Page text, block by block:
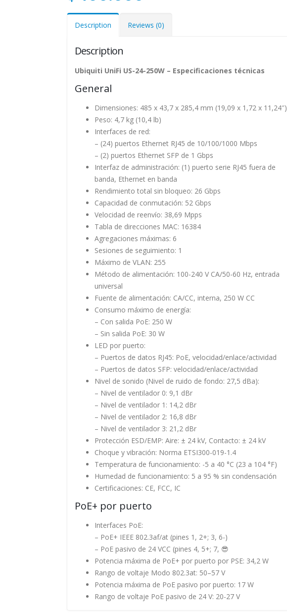
Description Reviews (0)
Description
Ubiquiti UniFi US-24-250W – Especificaciones técnicas
General
Dimensiones: 485 x 43,7 x 285,4 mm (19,09 x 1,72 x 11,24″)
Peso: 4,7 kg (10,4 lb)
Interfaces de red:
– (24) puertos Ethernet RJ45 de 10/100/1000 Mbps
– (2) puertos Ethernet SFP de 1 Gbps
Interfaz de administración: (1) puerto serie RJ45 fuera de
banda, Ethernet en banda
Rendimiento total sin bloqueo: 26 Gbps
Capacidad de conmutación: 52 Gbps
Velocidad de reenvío: 38,69 Mpps
Tabla de direcciones MAC: 16384
Agregaciones máximas: 6
Sesiones de seguimiento: 1
Máximo de VLAN: 255
Método de alimentación: 100-240 V CA/50-60 Hz, entrada
universal
Fuente de alimentación: CA/CC, interna, 250 W CC
Consumo máximo de energía:
– Con salida PoE: 250 W
– Sin salida PoE: 30 W
LED por puerto:
– Puertos de datos RJ45: PoE, velocidad/enlace/actividad
– Puertos de datos SFP: velocidad/enlace/actividad
Nivel de sonido (Nivel de ruido de fondo: 27,5 dBa):
– Nivel de ventilador 0: 9,1 dBr
– Nivel de ventilador 1: 14,2 dBr
– Nivel de ventilador 2: 16,8 dBr
– Nivel de ventilador 3: 21,2 dBr
Protección ESD/EMP: Aire: ± 24 kV, Contacto: ± 24 kV
Choque y vibración: Norma ETSI300-019-1.4
Temperatura de funcionamiento: -5 a 40 °C (23 a 104 °F)
Humedad de funcionamiento: 5 a 95 % sin condensación
Certificaciones: CE, FCC, IC
PoE+ por puerto
Interfaces PoE:
– PoE+ IEEE 802.3af/at (pines 1, 2+; 3, 6-)
– PoE pasivo de 24 VCC (pines 4, 5+; 7, 😎
Potencia máxima de PoE+ por puerto por PSE: 34,2 W
Rango de voltaje Modo 802.3at: 50–57 V
Potencia máxima de PoE pasivo por puerto: 17 W
Rango de voltaje PoE pasivo de 24 V: 20-27 V